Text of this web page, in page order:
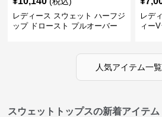
レディース スウェット ハーフジ
ップ ドロースト プルオーバー
レデ
ィー
人気アイテム一
スウェットトップスの新着アイテム